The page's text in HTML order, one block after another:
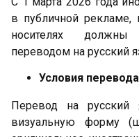
в публичной рекламе,
носителях
переводом на русский
Условия
Перевод на
визуальную форму